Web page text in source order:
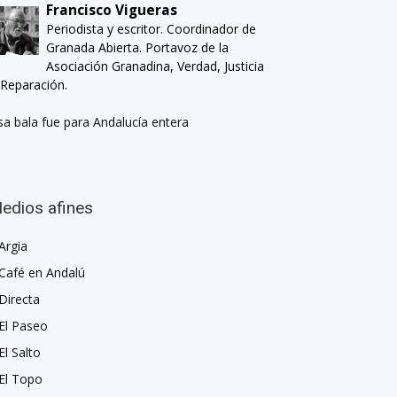
Francisco Vigueras
Periodista y escritor. Coordinador de
Granada Abierta. Portavoz de la
Asociación Granadina, Verdad, Justicia
bala fue para Andalucía entera
afines
en Andalú
Directa
El Paseo
El Salto
El Topo